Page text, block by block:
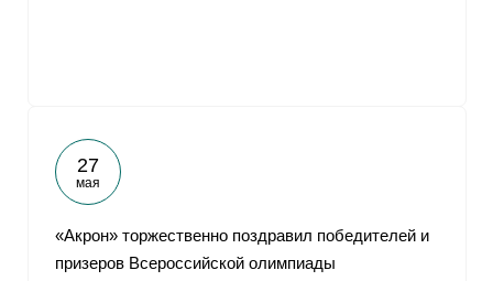
27
мая
«Акрон» торжественно поздравил победителей и
призеров Всероссийской олимпиады